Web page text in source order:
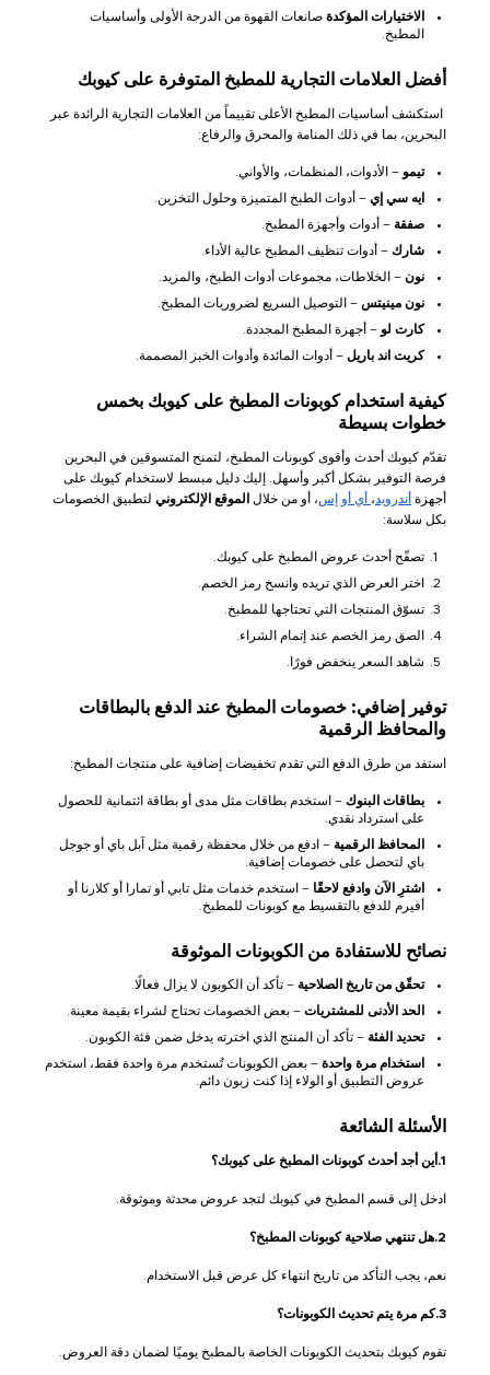
الاختيارات المؤكدة صانعات القهوة من الدرجة الأولى وأساسيات
المطبخ.
أفضل العلامات التجارية للمطبخ المتوفرة على كيوبك
استكشف أساسيات المطبخ الأعلى تقييماً من العلامات التجارية الرائدة عبر
البحرين، بما في ذلك المنامة والمحرق والرفاع:
تيمو – الأدوات، المنظمات، والأواني.
ايه سي إي – أدوات الطبخ المتميزة وحلول التخزين.
صفقة – أدوات وأجهزة المطبخ.
شارك – أدوات تنظيف المطبخ عالية الأداء.
نون – الخلاطات، مجموعات أدوات الطبخ، والمزيد.
نون مينيتس – التوصيل السريع لضروريات المطبخ.
كارت لو – أجهزة المطبخ المجددة.
كريت اند باريل – أدوات المائدة وأدوات الخبز المصممة.
كيفية استخدام كوبونات المطبخ على كيوبك بخمس
خطوات بسيطة
تقدّم كيوبك أحدث وأقوى كوبونات المطبخ، لتمنح المتسوقين في البحرين
فرصة التوفير بشكل أكبر وأسهل. إليك دليل مبسط لاستخدام كيوبك على
أجهزة أندرويد ، أي أو إس، أو من خلال الموقع الإلكتروني لتطبيق الخصومات
بكل سلاسة:
تصفّح أحدث عروض المطبخ على كيوبك.
اختر العرض الذي تريده وانسخ رمز الخصم.
تسوّق المنتجات التي تحتاجها للمطبخ.
الصق رمز الخصم عند إتمام الشراء.
شاهد السعر ينخفض فورًا.
توفير إضافي: خصومات المطبخ عند الدفع بالبطاقات
والمحافظ الرقمية
استفد من طرق الدفع التي تقدم تخفيضات إضافية على منتجات المطبخ:
بطاقات البنوك – استخدم بطاقات مثل مدى أو بطاقة ائتمانية للحصول
على استرداد نقدي.
المحافظ الرقمية – ادفع من خلال محفظة رقمية مثل آبل باي أو جوجل
باي لتحصل على خصومات إضافية.
اشترِ الآن وادفع لاحقًا – استخدم خدمات مثل تابي أو تمارا أو كلارنا أو
أفيرم للدفع بالتقسيط مع كوبونات للمطبخ.
نصائح للاستفادة من الكوبونات الموثوقة
تحقّق من تاريخ الصلاحية – تأكد أن الكوبون لا يزال فعالًا.
الحد الأدنى للمشتريات – بعض الخصومات تحتاج لشراء بقيمة معينة.
تحديد الفئة – تأكد أن المنتج الذي اخترته يدخل ضمن فئة الكوبون.
استخدام مرة واحدة – بعض الكوبونات تُستخدم مرة واحدة فقط، استخدم
عروض التطبيق أو الولاء إذا كنت زبون دائم.
الأسئلة الشائعة
1.أين أجد أحدث كوبونات المطبخ على كيوبك؟
ادخل إلى قسم المطبخ في كيوبك لتجد عروض محدثة وموثوقة.
2.هل تنتهي صلاحية كوبونات المطبخ؟
نعم، يجب التأكد من تاريخ انتهاء كل عرض قبل الاستخدام.
3.كم مرة يتم تحديث الكوبونات؟
تقوم كيوبك بتحديث الكوبونات الخاصة بالمطبخ يوميًا لضمان دقة العروض.